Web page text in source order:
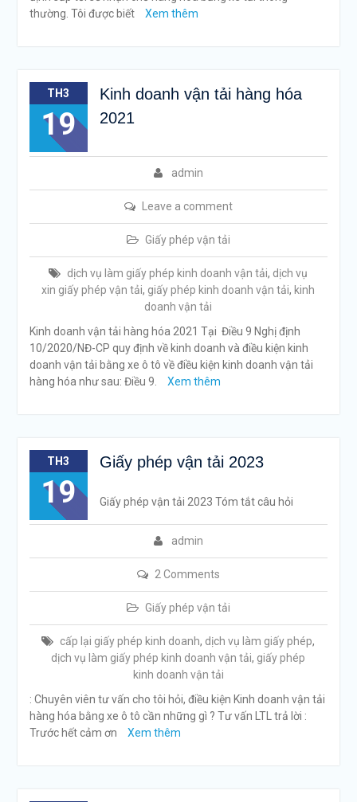
thường. Tôi được biết
Xem thêm
TH3
19
Kinh doanh vận tải hàng hóa
2021
admin
Leave a comment
Giấy phép vận tải
dịch vụ làm giấy phép kinh doanh vận tải, dịch vụ
xin giấy phép vận tải, giấy phép kinh doanh vận tải, kinh
doanh vận tải
Kinh doanh vận tải hàng hóa 2021 Tại Điều 9 Nghị định
10/2020/NĐ-CP quy định về kinh doanh và điều kiện kinh
doanh vận tải bằng xe ô tô về điều kiện kinh doanh vận tải
hàng hóa như sau: Điều 9.
Xem thêm
TH3
19
Giấy phép vận tải 2023
admin
2 Comments
Giấy phép vận tải
cấp lại giấy phép kinh doanh, dịch vụ làm giấy phép,
dịch vụ làm giấy phép kinh doanh vận tải, giấy phép
kinh doanh vận tải
Giấy phép vận tải 2023 Tóm tắt câu hỏi
: Chuyên viên tư vấn cho tôi hỏi, điều kiện Kinh doanh vận tải
hàng hóa bằng xe ô tô cần những gì ? Tư vấn LTL trả lời :
Trước hết cảm ơn
Xem thêm